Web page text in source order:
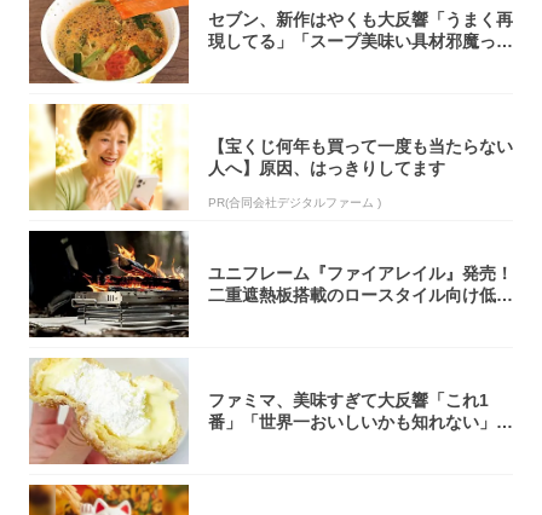
セブン、新作はやくも大反響「うまく再
現してる」「スープ美味い具材邪魔って
【宝くじ何年も買って一度も当たらない
人へ】原因、はっきりしてます
PR(合同会社デジタルファーム )
ユニフレーム『ファイアレイル』発売！
二重遮熱板搭載のロースタイル向け低型
ファミマ、美味すぎて大反響「これ1
番」「世界一おいしいかも知れない」